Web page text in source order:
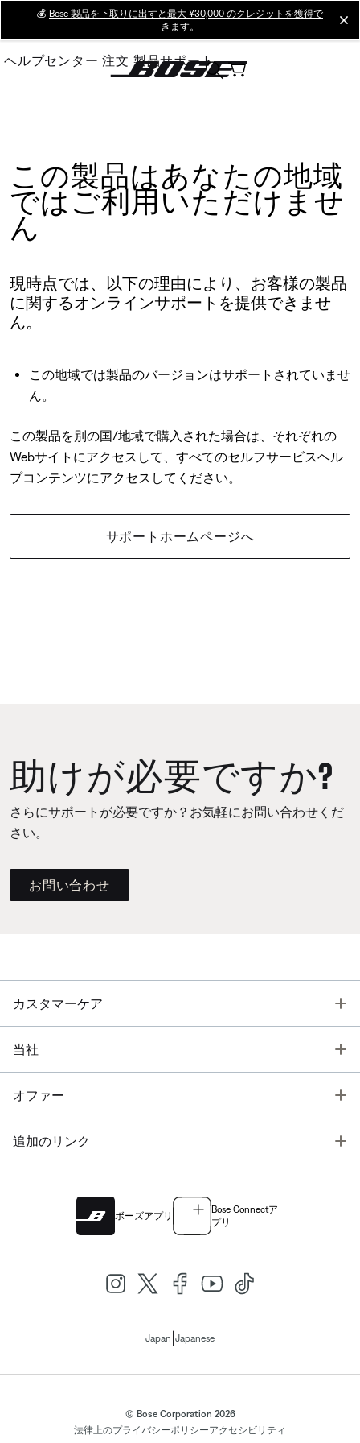
Main
💰 Bose 製品を下取りに出すと最大 ¥30,000 のクレジットを獲得で
きます。
ヘルプセンター 注文 製品サポート
この製品はあなたの地域
ではご利用いただけませ
ん
現時点では、以下の理由により、お客様の製品
に関するオンラインサポートを提供できませ
ん。
この地域では製品のバージョンはサポートされていませ
ん。
この製品を別の国/地域で購入された場合は、それぞれの
Webサイトにアクセスして、すべてのセルフサービスヘル
プコンテンツにアクセスしてください。
サポートホームページへ
助けが必要ですか?
さらにサポートが必要ですか？お気軽にお問い合わせくだ
さい。
お問い合わせ
カスタマーケア
当社
オファー
追加のリンク
ボーズアプリ
Bose Connectア
プリ
Japan Japanese
© Bose Corporation 2026
法律上のプライバシーポリシーアクセシビリティ